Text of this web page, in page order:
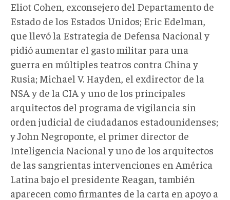
Eliot Cohen, exconsejero del Departamento de
Estado de los Estados Unidos; Eric Edelman,
que llevó la Estrategia de Defensa Nacional y
pidió aumentar el gasto militar para una
guerra en múltiples teatros contra China y
Rusia; Michael V. Hayden, el exdirector de la
NSA y de la CIA y uno de los principales
arquitectos del programa de vigilancia sin
orden judicial de ciudadanos estadounidenses;
y John Negroponte, el primer director de
Inteligencia Nacional y uno de los arquitectos
de las sangrientas intervenciones en América
Latina bajo el presidente Reagan, también
aparecen como firmantes de la carta en apoyo a